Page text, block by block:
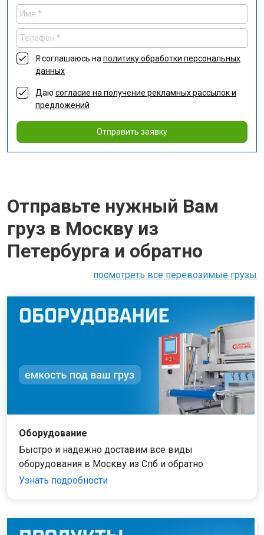
Я соглашаюсь наполитику обработки персональных
данных
Даю согласие на получение рекламных рассылок и
предложений
Отправить заявку
Отправьте нужный Вам
груз в Москву из
Петербурга и обратно
посмотреть все перевозимые грузы
Оборудование
Быстро и надежно доставим все виды
оборудования в Москву из Спб и обратно
Узнать подробности